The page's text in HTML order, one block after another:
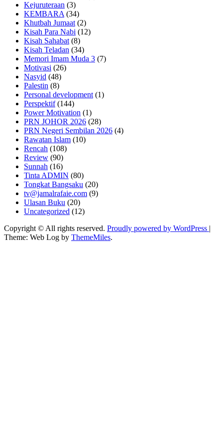
Kejuruteraan (3)
KEMBARA (34)
Khutbah Jumaat (2)
Kisah Para Nabi (12)
Kisah Sahabat (8)
Kisah Teladan (34)
Memori Imam Muda 3 (7)
Motivasi (26)
Nasyid (48)
Palestin (8)
Personal development (1)
Perspektif(144)
Power Motivation (1)
PRN JOHOR 2026 (28)
PRN Negeri Sembilan 2026 (4)
Rawatan Islam (10)
Rencah (108)
Review (90)
Sunnah (16)
Tinta ADMIN (80)
Tongkat Bangsaku (20)
tv@jamalrafaie.com (9)
Ulasan Buku (20)
Uncategorized (12)
Copyright © All rights reserved. Proudly powered by WordPress |
Theme: Web Log by ThemeMiles.